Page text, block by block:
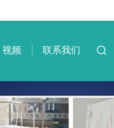
视频 联系我们